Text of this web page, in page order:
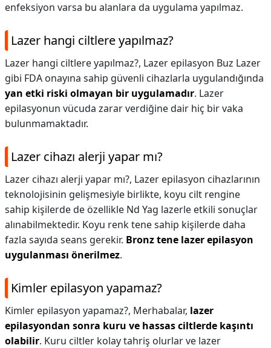
enfeksiyon varsa bu alanlara da uygulama yapılmaz.
Lazer hangi ciltlere yapılmaz?
Lazer hangi ciltlere yapılmaz?, Lazer epilasyon Buz Lazer
gibi FDA onayına sahip güvenli cihazlarla uygulandığında
yan etki riski olmayan bir uygulamadır. Lazer
epilasyonun vücuda zarar verdiğine dair hiç bir vaka
bulunmamaktadır.
Lazer cihazı alerji yapar mı?
Lazer cihazı alerji yapar mı?, Lazer epilasyon cihazlarının
teknolojisinin gelişmesiyle birlikte, koyu cilt rengine
sahip kişilerde de özellikle Nd Yag lazerle etkili sonuçlar
alınabilmektedir. Koyu renk tene sahip kişilerde daha
fazla sayıda seans gerekir. Bronz tene lazer epilasyon
uygulanması önerilmez.
Kimler epilasyon yapamaz?
Kimler epilasyon yapamaz?, Merhabalar, lazer
epilasyondan sonra kuru ve hassas ciltlerde kaşıntı
olabilir. Kuru ciltler kolay tahriş olurlar ve lazer